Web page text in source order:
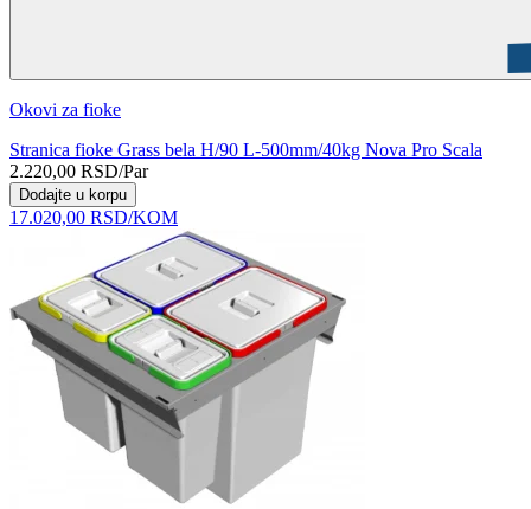
Okovi za fioke
Stranica fioke Grass bela H/90 L-500mm/40kg Nova Pro Scala
2.220,00 RSD/Par
Dodajte u korpu
17.020,00 RSD/KOM